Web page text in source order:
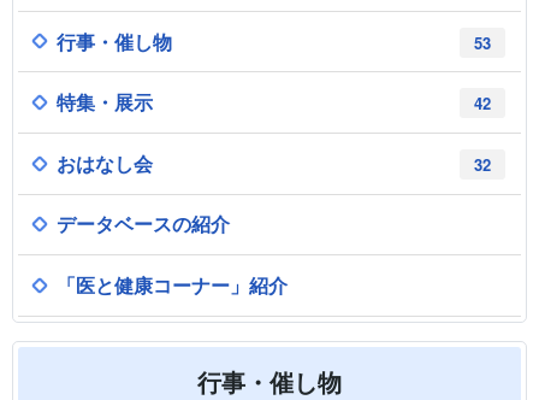
53
行事・催し物
42
特集・展示
32
おはなし会
データベースの紹介
「医と健康コーナー」紹介
行事・催し物